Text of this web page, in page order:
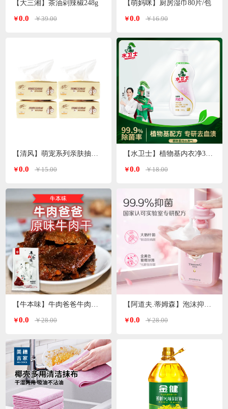
【大三湘】茶油剁辣椒248g
￥0.0 ￥39.00
【清风】萌宠系列亲肤抽纸3层*100抽
￥0.0 ￥15.00
￥0.0 ￥28.00
【萌妈咪】厨房湿巾80片/包
￥0.0 ￥16.90
【水卫士】植物基内衣净300g/瓶
￥0.0 ￥18.00
￥0.0 ￥28.00